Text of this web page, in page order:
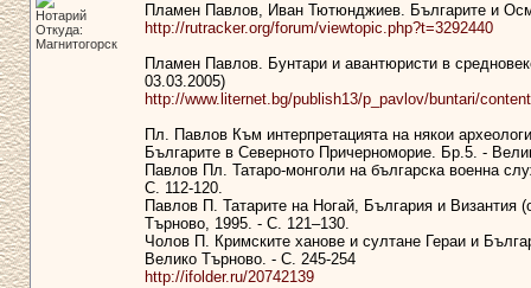
Нотарий
Откуда:
Магнитогорск
Пламен Павлов, Иван Тютюнджиев. Българите и
http://rutracker.org/forum/viewtopic.php?t=3292440
Пламен Павлов. Бунтари и авантюристи в
03.03.2005)
http://www.liternet.bg/publish13/p_pavlov/buntari/
Пл. Павлов Към интерпретацията на някои
Българите в Северното Причерноморие. Бр.5. -
Павлов Пл. Татаро-монголи на българска военна
С. 112-120.
Павлов П. Татарите на Ногай, България и Византия
Търново, 1995. - С. 121–130.
Чолов П. Кримските ханове и султане Гераи и
Велико Търново. - С. 245-254
http://ifolder.ru/20742139